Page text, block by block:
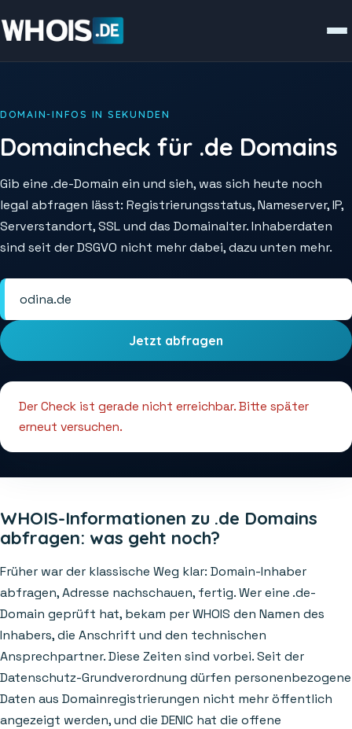
DOMAIN-INFOS IN SEKUNDEN
Domaincheck für .de Domains
Gib eine .de-Domain ein und sieh, was sich heute noch
legal abfragen lässt: Registrierungsstatus, Nameserver, IP,
Serverstandort, SSL und das Domainalter. Inhaberdaten
sind seit der DSGVO nicht mehr dabei, dazu unten mehr.
Jetzt abfragen
Der Check ist gerade nicht erreichbar. Bitte später
erneut versuchen.
WHOIS-Informationen zu .de Domains
abfragen: was geht noch?
Früher war der klassische Weg klar: Domain-Inhaber
abfragen, Adresse nachschauen, fertig. Wer eine .de-
Domain geprüft hat, bekam per WHOIS den Namen des
Inhabers, die Anschrift und den technischen
Ansprechpartner. Diese Zeiten sind vorbei. Seit der
Datenschutz-Grundverordnung dürfen personenbezogene
Daten aus Domainregistrierungen nicht mehr öffentlich
angezeigt werden, und die DENIC hat die offene